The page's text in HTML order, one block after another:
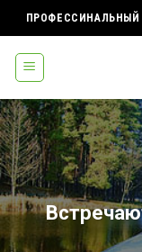
to
content